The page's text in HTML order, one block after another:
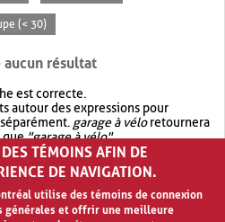
(< 30)
aucun résultat
est correcte.
autour des expressions pour
garage à véloretournera
que"garage à vélo".
recherche avec OR.garage OR vélo
de résultat quegarage à vélo
TÉMOINS AFIN DE
DE NAVIGATION.
utilise des témoins de connexion
générales et offrir une meilleure